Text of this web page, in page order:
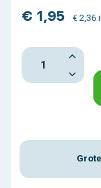
€ 1,95 € 2,36